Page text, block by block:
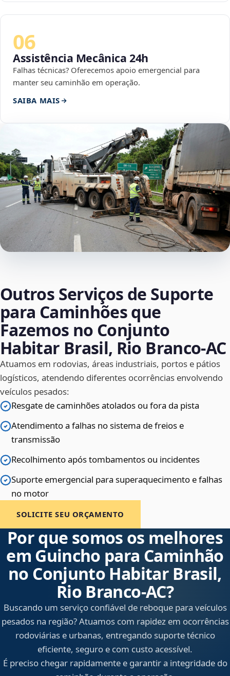
06
Assistência Mecânica 24h
Falhas técnicas? Oferecemos apoio emergencial para
manter seu caminhão em operação.
SAIBA MAIS
Outros Serviços de Suporte
para Caminhões que
Fazemos no Conjunto
Habitar Brasil, Rio Branco‑AC
Atuamos em rodovias, áreas industriais, portos e pátios
logísticos, atendendo diferentes ocorrências envolvendo
veículos pesados:
Resgate de caminhões atolados ou fora da pista
Atendimento a falhas no sistema de freios e
transmissão
Recolhimento após tombamentos ou incidentes
Suporte emergencial para superaquecimento e falhas
no motor
SOLICITE SEU ORÇAMENTO
Por que somos os melhores
em Guincho para Caminhão
no Conjunto Habitar Brasil,
Rio Branco‑AC?
Buscando um serviço confiável de reboque para veículos
pesados na região? Atuamos com rapidez em ocorrências
rodoviárias e urbanas, entregando suporte técnico
eficiente, seguro e com custo acessível.
É preciso chegar rapidamente e garantir a integridade do